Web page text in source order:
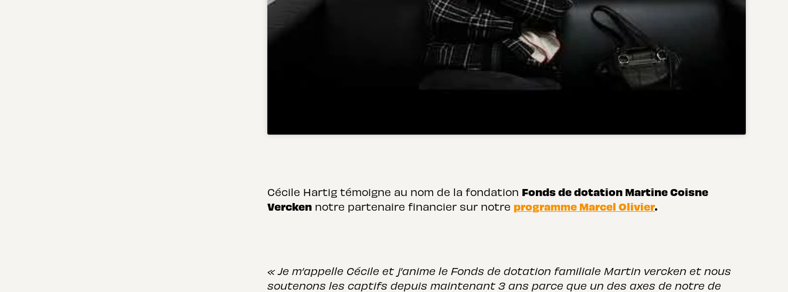
Cécile Hartig témoigne au nom de la fondation Fonds de dotation Martine Coisne
Vercken notre partenaire financier sur notre programme Marcel Olivier.
« Je m’appelle Cécile et j’anime le Fonds de dotation familiale Martin vercken et nous
soutenons les captifs depuis maintenant 3 ans parce que un des axes de notre de